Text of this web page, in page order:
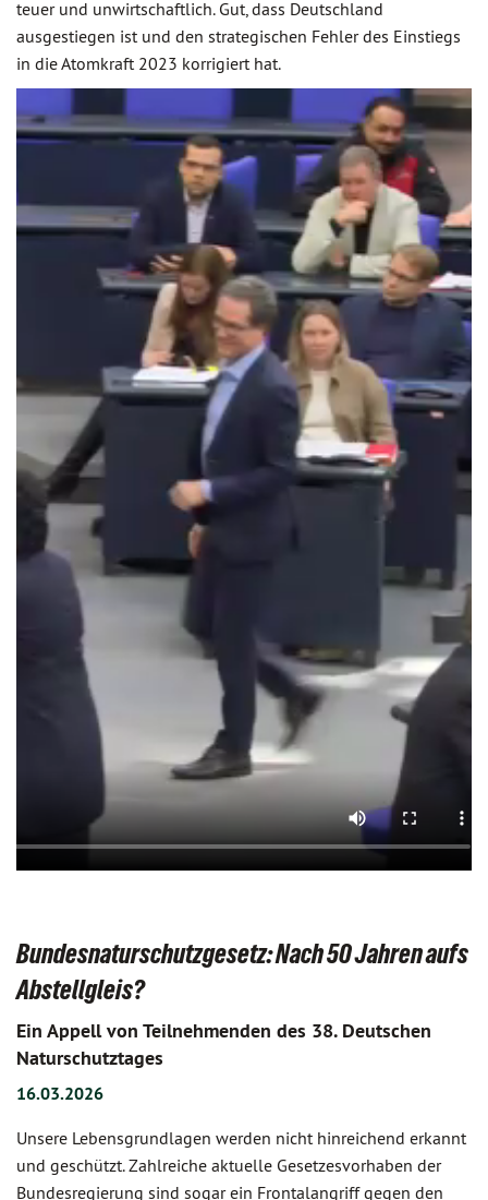
teuer und unwirtschaftlich. Gut, dass Deutschland
ausgestiegen ist und den strategischen Fehler des Einstiegs
in die Atomkraft 2023 korrigiert hat.
Bundesnaturschutzgesetz: Nach 50 Jahren aufs
Abstellgleis?
Ein Appell von Teilnehmenden des 38. Deutschen
Naturschutztages
16.03.2026
Unsere Lebensgrundlagen werden nicht hinreichend erkannt
und geschützt. Zahlreiche aktuelle Gesetzesvorhaben der
Bundesregierung sind sogar ein Frontalangriff gegen den